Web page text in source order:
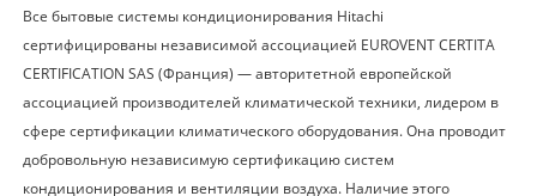
Все бытовые системы кондиционирования Hitachi
сертифицированы независимой ассоциацией EUROVENT CERTITA
CERTIFICATION SAS (Франция) — авторитетной европейской
ассоциацией производителей климатической техники, лидером в
сфере сертификации климатического оборудования. Она проводит
добровольную независимую сертификацию систем
кондиционирования и вентиляции воздуха. Наличие этого